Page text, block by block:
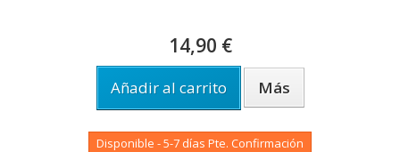
14,90 €
Añadir al carrito Más
Disponible - 5-7 días Pte. Confirmación